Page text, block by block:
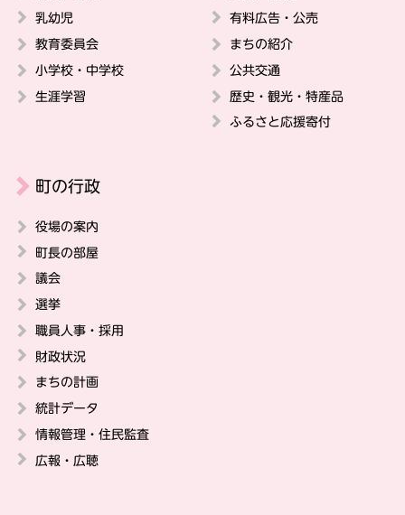
乳幼児
教育委員会
小学校・中学校
生涯学習
有料広告・公売
まちの紹介
公共交通
歴史・観光・特産品
ふるさと応援寄付
町の行政
役場の案内
町長の部屋
議会
選挙
職員人事・採用
財政状況
まちの計画
統計データ
情報管理・住民監査
広報・広聴